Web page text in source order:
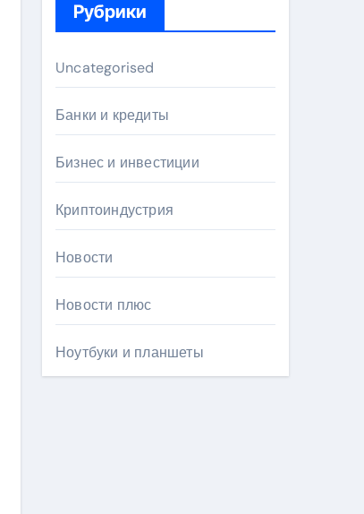
Рубрики
Uncategorised
Банки и кредиты
Бизнес и инвестиции
Криптоиндустрия
Новости
Новости плюс
Ноутбуки и планшеты